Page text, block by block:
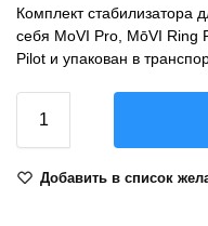
Комплект стабилизатора
себя MoVI Pro, MōVI Ring
Pilot и упакован в
Добавить в список